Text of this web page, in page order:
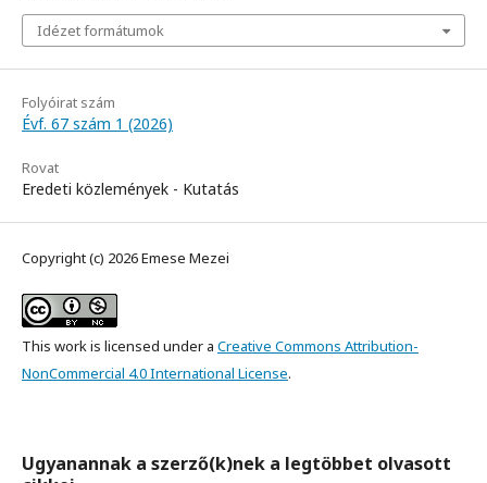
Idézet formátumok
Folyóirat szám
Évf. 67 szám 1 (2026)
Rovat
Eredeti közlemények - Kutatás
Copyright (c) 2026 Emese Mezei
This work is licensed under a Creative Commons Attribution-
NonCommercial 4.0 International License.
Ugyanannak a szerző(k)nek a legtöbbet olvasott